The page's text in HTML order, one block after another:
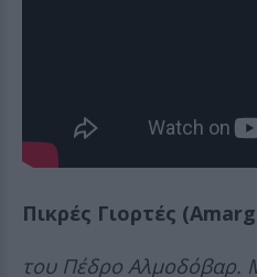
Πικρές Γιορτές
του Πέδρο